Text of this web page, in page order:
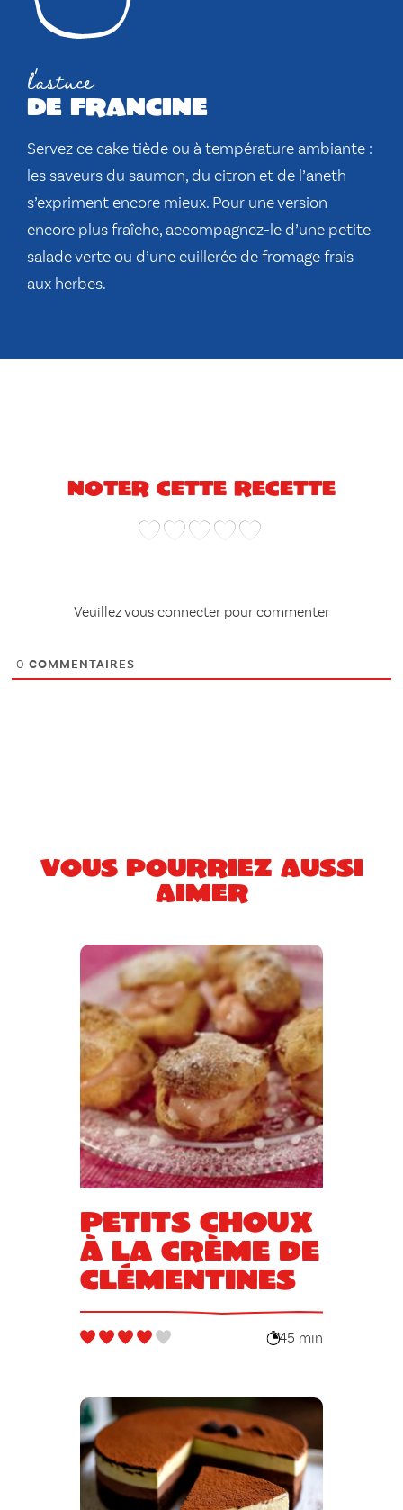
l'astuce
de francine
Servez ce cake tiède ou à température ambiante :
les saveurs du saumon, du citron et de l’aneth
s’expriment encore mieux. Pour une version
encore plus fraîche, accompagnez-le d’une petite
salade verte ou d’une cuillerée de fromage frais
aux herbes.
Noter cette recette
Veuillez vous connecter pour commenter
0 COMMENTAIRES
Vous pourriez aussi
aimer
Petits choux
à la crème de
clémentines
45 min